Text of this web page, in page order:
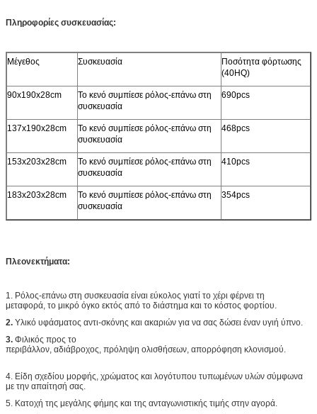
Πληροφορίες συσκευασίας:
Μέγεθος Συσκευασία
Ποσότητα φόρτωσης
(40HQ)
90x190x28cm
Το κενό συμπίεσε ρόλος-επάνω στη
συσκευασία
690pcs
137x190x28cm
Το κενό συμπίεσε ρόλος-επάνω στη
συσκευασία
468pcs
153x203x28cm
Το κενό συμπίεσε ρόλος-επάνω στη
συσκευασία
410pcs
183x203x28cm
Το κενό συμπίεσε ρόλος-επάνω στη
συσκευασία
354pcs
Πλεονεκτήματα:
1. Ρόλος-επάνω στη συσκευασία είναι εύκολος γιατί το χέρι φέρνει τη
μεταφορά, το μικρό όγκο εκτός από το διάστημα και το κόστος φορτίου.
2. Υλικό υφάσματος αντι-σκόνης και ακαριών για να σας δώσει έναν υγιή ύπνο.
3. Φιλικός προς το
περιβάλλον, αδιάβροχος, πρόληψη ολισθήσεων, απορρόφηση κλονισμού.
4. Είδη σχεδίου μορφής, χρώματος και λογότυπου τυπωμένων υλών σύμφωνα
με την απαίτησή σας.
5. Κατοχή της μεγάλης φήμης και της ανταγωνιστικής τιμής στην αγορά.